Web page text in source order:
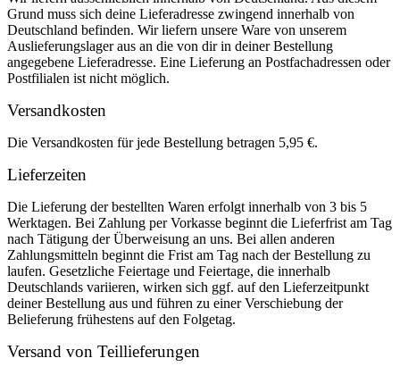
Grund muss sich deine Lieferadresse zwingend innerhalb von
Deutschland befinden. Wir liefern unsere Ware von unserem
Auslieferungslager aus an die von dir in deiner Bestellung
angegebene Lieferadresse. Eine Lieferung an Postfachadressen oder
Postfilialen ist nicht möglich.
Versandkosten
Die Versandkosten für jede Bestellung betragen 5,95 €.
Lieferzeiten
Die Lieferung der bestellten Waren erfolgt innerhalb von 3 bis 5
Werktagen. Bei Zahlung per Vorkasse beginnt die Lieferfrist am Tag
nach Tätigung der Überweisung an uns. Bei allen anderen
Zahlungsmitteln beginnt die Frist am Tag nach der Bestellung zu
laufen. Gesetzliche Feiertage und Feiertage, die innerhalb
Deutschlands variieren, wirken sich ggf. auf den Lieferzeitpunkt
deiner Bestellung aus und führen zu einer Verschiebung der
Belieferung frühestens auf den Folgetag.
Versand von Teillieferungen